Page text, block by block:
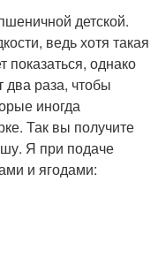
детской.
ведь хотя такая
показаться, однако
два раза, чтобы
иногда
Так вы получите
Я при подаче
и ягодами: